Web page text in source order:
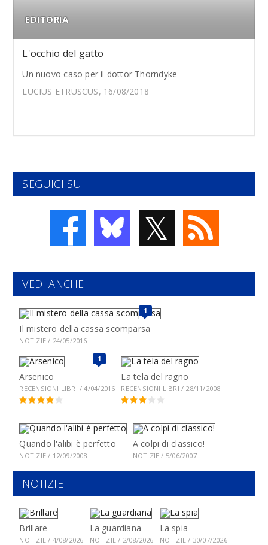
EDITORIA
L'occhio del gatto
Un nuovo caso per il dottor Thorndyke
LUCIUS ETRUSCUS, 16/08/2018
SEGUICI SU
𝕏
VEDI ANCHE
1
Il mistero della cassa scomparsa
NOTIZIE / 24/05/2016
1
Arsenico
RECENSIONI LIBRI / 4/04/2016
La tela del ragno
RECENSIONI LIBRI / 28/11/2008
Quando l'alibi è perfetto
NOTIZIE / 12/09/2008
A colpi di classico!
NOTIZIE / 5/06/2007
NOTIZIE
Brillare
NOTIZIE / 4/08/2026
La guardiana
NOTIZIE / 2/08/2026
La spia
NOTIZIE / 30/07/2026